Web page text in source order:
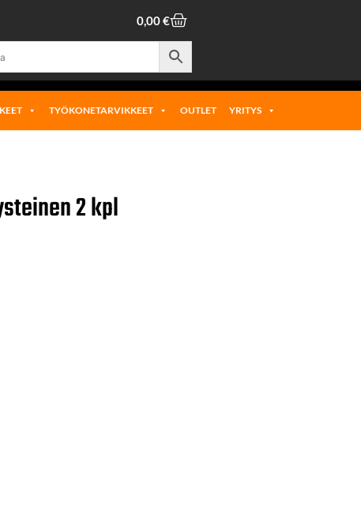
0,00€
TYÖKONETARVIKKEET OUTLET YRITYS
2 kpl